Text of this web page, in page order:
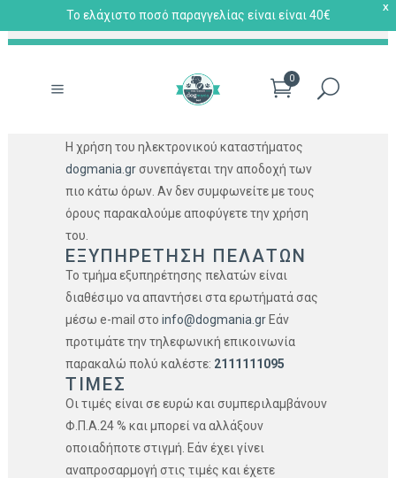
X
Το ελάχιστο ποσό παραγγελίας είναι είναι 40€
0
Η χρήση του ηλεκτρονικού καταστήματος
dogmania.grσυνεπάγεται την αποδοχή των
πιο κάτω όρων. Αν δεν συμφωνείτε με τους
όρους παρακαλούμε αποφύγετε την χρήση
του.
ΕΞΥΠΗΡΕΤΗΣΗ ΠΕΛΑΤΩΝ
Το τμήμα εξυπηρέτησης πελατών είναι
διαθέσιμο να απαντήσει στα ερωτήματά σας
μέσω e-mail στο info@dogmania.gr Εάν
προτιμάτε την τηλεφωνική επικοινωνία
παρακαλώ πολύ καλέστε: 2111111095
ΤΙΜΕΣ
Οι τιμές είναι σε ευρώ και συμπεριλαμβάνουν
Φ.Π.Α.24 % και μπορεί να αλλάξουν
οποιαδήποτε στιγμή. Εάν έχει γίνει
αναπροσαρμογή στις τιμές και έχετε